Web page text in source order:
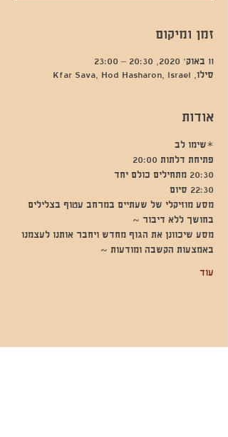
זמן ומיקום
11 באוק׳ 2020, 20:30 – 23:00
סילו, Kfar Sava, Hod Hasharon, Israel
אודות
*שימו לב
פתיחת דלתות 20:00
20:30 מתחילים כולם יחד
22:30 סיום
מסע מוזיקלי של שעתיים במרחב עטוף בצלילים
בחושך ללא דיבור ~
מסע שיכוונן את הגוף מחדש ויחבר אותנו לעצמנו
באמצעות הקשבה ומודעות ~
עוד